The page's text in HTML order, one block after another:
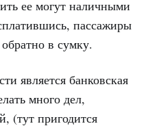
ее могут наличными
пассажиры
в сумку.
является банковская
много дел,
(тут пригодится